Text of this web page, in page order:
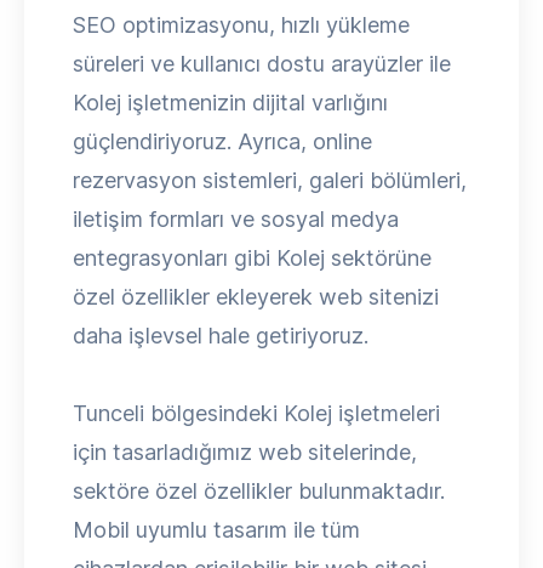
SEO optimizasyonu, hızlı yükleme
süreleri ve kullanıcı dostu arayüzler ile
Kolej işletmenizin dijital varlığını
güçlendiriyoruz. Ayrıca, online
rezervasyon sistemleri, galeri bölümleri,
iletişim formları ve sosyal medya
entegrasyonları gibi Kolej sektörüne
özel özellikler ekleyerek web sitenizi
daha işlevsel hale getiriyoruz.
Tunceli bölgesindeki Kolej işletmeleri
için tasarladığımız web sitelerinde,
sektöre özel özellikler bulunmaktadır.
Mobil uyumlu tasarım ile tüm